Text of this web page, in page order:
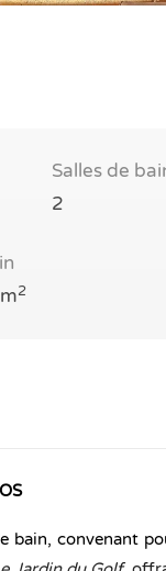
Salles de
2
2
bain, convenant